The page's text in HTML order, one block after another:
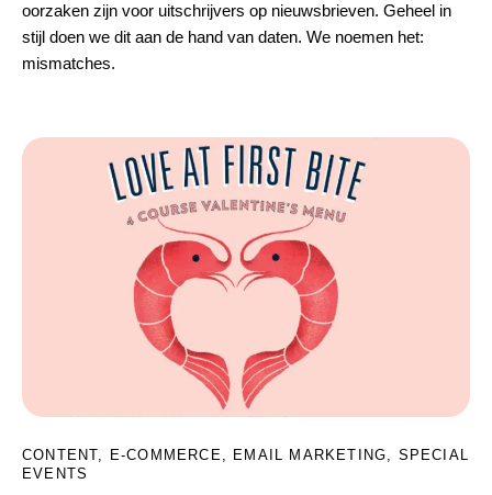
oorzaken zijn voor uitschrijvers op nieuwsbrieven. Geheel in
stijl doen we dit aan de hand van daten. We noemen het:
mismatches.
CONTENT E-COMMERCE EMAIL MARKETING
SPECIAL
EVENTS